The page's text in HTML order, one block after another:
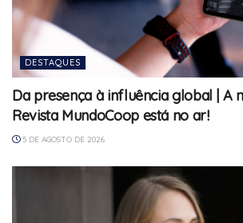
DESTAQUES
Da presença à influência global | A
Revista MundoCoop está no ar!
5 DE AGOSTO DE 2026